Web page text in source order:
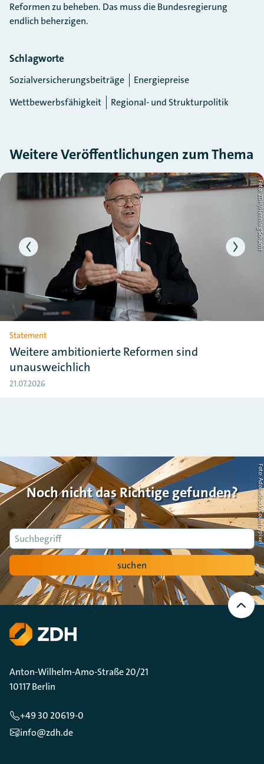
Reformen zu beheben. Das muss die Bundesregierung
endlich beherzigen.
Schlagworte
Sozialversicherungsbeiträge
Energiepreise
Wettbewerbsfähigkeit
Regional- und Strukturpolitik
Weitere Veröffentlichungen zum Thema
Slider überspringen Foto: ZDH/Henning Schacht
Statement
Weitere ambitionierte Reformen sind
unausweichlich
21.07.2026
Noch nicht das Richtige gefunden?
Suche
suchen
Foto: AdobeStock/Countrypixel
Nach
oben
Scrollen
Anton-Wilhelm-Amo-Straße 20/21
10117 Berlin
+49 30 20619-0
info@zdh.de